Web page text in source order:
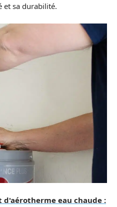
et sa durabilité.
d'aérotherme eau chaude :